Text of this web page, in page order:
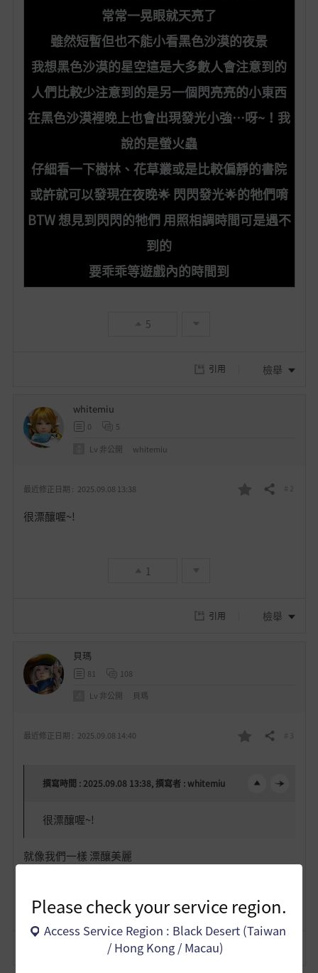
Please check your service region.
Access Service Region : Black Desert (Taiwan
/ Hong Kong / Macau)
常常一晃眼就天亮了
雖然短暫但也不能小看黑色沙漠的夜景
我想黑色沙漠的星空這是大多數人會注意到的
人們比較少注意到的是另一個閃亮亮的小東西
在黑色沙漠裡晚上也會出現發光小強…呀~！我
說的是螢火蟲
仔細看一下樹林、花草叢或是比較偏靜的書院
或許就可以發現在夜晚🌟 閃閃發光🌟的牠們唷
BTW 想見到閃閃的牠們 用照相調時間可是遇不
到的
要乖乖等遊戲內的時間到
5
引用 檢舉
最近修正日期 : 2025.09.08 13:38
我
分享 # 2
很漂釀喔~!
1
whitemiu
0
5
Lv 非公開 whitemiu
引用 檢舉
最近修正日期 : 2025.09.08 14:40
的
分享 # 3
e
撰寫時間 : 2025.09.08 13:38, 撰寫者 : whitemiu
很漂釀喔~!
就像我們一樣 漂釀美麗
1
貝瑪
81
108
Lv 非公開 貝瑪
引用